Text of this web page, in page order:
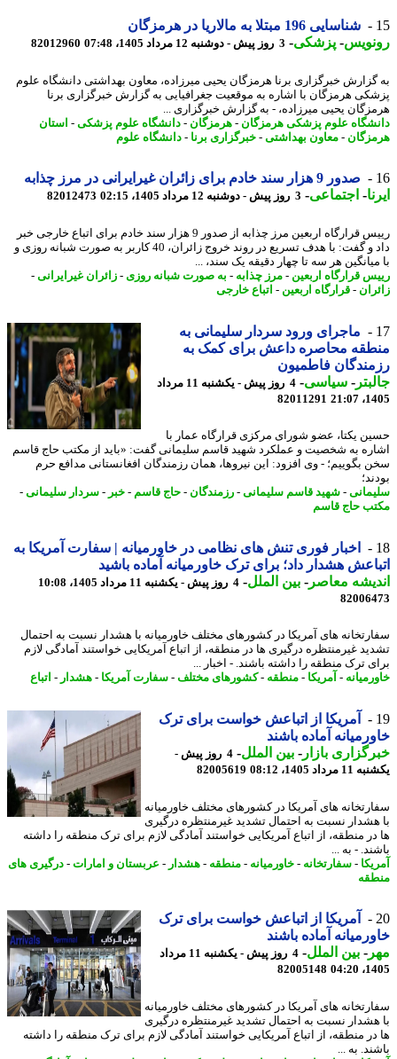
شناسایی 196 مبتلا به مالاریا در هرمزگان
-پزشکی-3 روز پیش - دوشنبه 12 مرداد 1405، 07:48 82012960
خبرگزاری برنا هرمزگان یحیی میرزاده، معاون بهداشتی دانشگاه علوم
هرمزگان با اشاره به موقعیت جغرافیایی به گزارش خبرگزاری برنا
یحیی میرزاده، - به گزارش خبرگزاری ...
علوم پزشکی هرمزگان -هرمزگان -دانشگاه علوم پزشکی-استان
-معاون بهداشتی-خبرگزاری برنا-دانشگاه علوم
صدور 9 هزار سند خادم برای زائران غیرایرانی در مرز چذابه
-اجتماعی-3 روز پیش - دوشنبه 12 مرداد 1405، 02:15 82012473
رییس قرارگاه اربعین مرز چذابه از صدور 9 هزار سند خادم برای اتباع خارجی خبر
داد و گفت: با هدف تسریع در روند خروج زائران، 40 کاربر به صورت شبانه روزی و
هر سه تا چهار دقیقه یک سند، ...
قرارگاه اربعین -مرز چذابه- به صورت شبانه روزی - زائران غیرایرانی-
- قرارگاه اربعین -اتباع خارجی
ماجرای ورود سردار سلیمانی به
محاصره داعش برای کمک به
فاطمیون
-سیاسی-
4 روز پیش - یکشنبه 11 مرداد
82011291
یکتا، عضو شورای مرکزی قرارگاه عمار با
به شخصیت و عملکرد شهید قاسم سلیمانی گفت: «باید از مکتب حاج قاسم
بگوییم؛ - وی افزود: این نیروها، همان رزمندگان افغانستانی مدافع حرم
-شهید قاسم سلیمانی-رزمندگان-حاج قاسم-خبر-سردار سلیمانی-
حاج قاسم
اخبار فوری تنش های نظامی در خاورمیانه | سفارت آمریکا به
هشدار داد؛ برای ترک خاورمیانه آماده باشید
معاصر-بین الملل-4 روز پیش - یکشنبه 11 مرداد 1405، 10:08
های آمریکا در کشورهای مختلف خاورمیانه با هشدار نسبت به احتمال
غیرمنتظره درگیری ها در منطقه، از اتباع آمریکایی خواستند آمادگی لازم
ترک منطقه را داشته باشند. - اخبار ...
-آمریکا- منطقه-کشورهای مختلف-سفارت آمریکا- هشدار-اتباع
آمریکا از اتباعش خواست برای ترک
آماده باشند
بازار- بین الملل- 4 روز پیش -
1405، 08:12
82005619
های آمریکا در کشورهای مختلف خاورمیانه
نسبت به احتمال تشدید غیرمنتظره درگیری
منطقه، از اتباع آمریکایی خواستند آمادگی لازم برای ترک منطقه را داشته
- به ...
- سفارتخانه-خاورمیانه-منطقه-هشدار-عربستان و امارات- درگیری های
آمریکا از اتباعش خواست برای ترک
آماده باشند
-بین الملل-
4 روز پیش - یکشنبه 11 مرداد
82005148
های آمریکا در کشورهای مختلف خاورمیانه
نسبت به احتمال تشدید غیرمنتظره درگیری
منطقه، از اتباع آمریکایی خواستند آمادگی لازم برای ترک منطقه را داشته
به ...